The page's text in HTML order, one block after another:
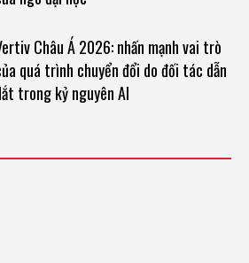
Châu Á 2026: nhấn mạnh vai trò
quá trình chuyển đổi do đối tác dẫn
trong kỷ nguyên AI